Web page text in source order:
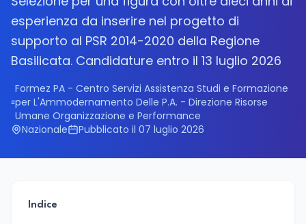
esperienza da inserire nel progetto di
supporto al PSR 2014-2020 della Regione
Basilicata. Candidature entro il 13 luglio 2026
Formez PA - Centro Servizi Assistenza Studi e Formazione
per L'Ammodernamento Delle P.A. - Direzione Risorse
Umane Organizzazione e Performance
Nazionale
Pubblicato il 07 luglio 2026
Indice